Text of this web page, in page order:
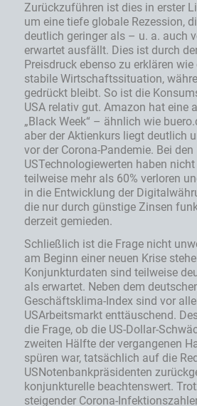
Zurückzuführen ist dies in erster
um eine tiefe globale Rezession,
deutlich geringer als – u. a. auch
erwartet ausfällt. Dies ist durch
Preisdruck ebenso zu erklären
stabile Wirtschaftssituation,
gedrückt bleibt. So ist die
USA relativ gut. Amazon hat eine
„Black Week“ – ähnlich wie
aber der Aktienkurs liegt deutlich
vor der Corona-Pandemie. Bei den
USTechnologiewerten haben nicht
teilweise mehr als 60% verloren
in die Entwicklung der
die nur durch günstige Zinsen
derzeit gemieden.
Schließlich ist die Frage nicht
am Beginn einer neuen Krise
Konjunkturdaten sind teilweise
als erwartet. Neben dem
Geschäftsklima-Index sind vor
USArbeitsmarkt enttäuschend.
die Frage, ob die US-Dollar-
zweiten Hälfte der vergangenen
spüren war, tatsächlich auf die
USNotenbankpräsidenten
konjunkturelle beachtenswert.
steigender Corona-